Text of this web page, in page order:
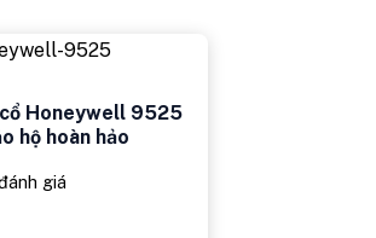
Honeywell 9525
hộ hoàn hảo
giá